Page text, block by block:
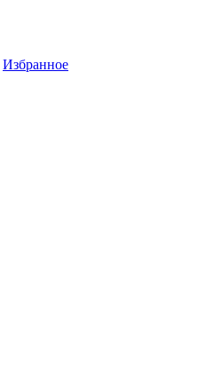
Избранное